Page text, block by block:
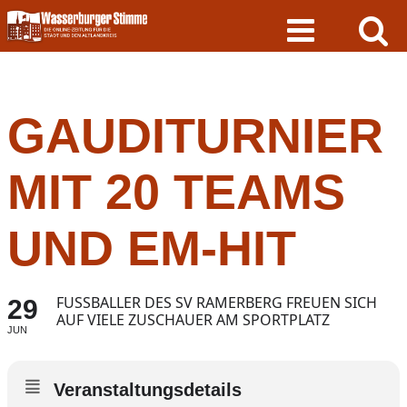
Skip
to
content
GAUDITURNIER
MIT 20 TEAMS
UND EM-HIT
29
JUN
FUSSBALLER DES SV RAMERBERG FREUEN SICH A
UF VIELE ZUSCHAUER AM SPORTPLATZ
Veranstaltungsdetails